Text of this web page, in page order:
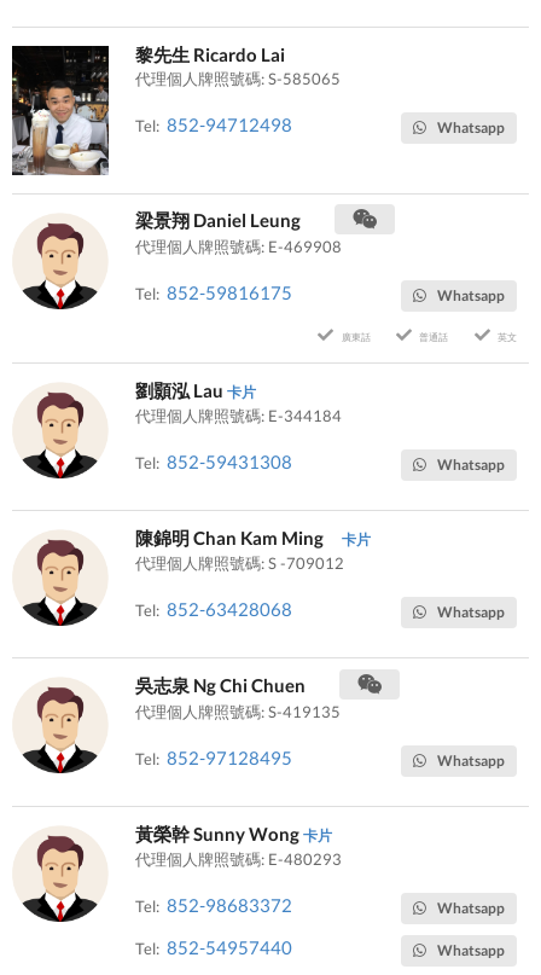
黎先生 Ricardo Lai
代理個人牌照號碼: S-585065
Tel: 852-94712498 Whatsapp
梁景翔 Daniel Leung
代理個人牌照號碼: E-469908
Tel: 852-59816175 Whatsapp
廣東話 普通話 英文
劉顥泓 Lau卡片
代理個人牌照號碼: E-344184
Tel: 852-59431308 Whatsapp
陳錦明 Chan Kam Ming 卡片
代理個人牌照號碼: S -709012
Tel: 852-63428068 Whatsapp
吳志泉 Ng Chi Chuen
代理個人牌照號碼: S-419135
Tel: 852-97128495 Whatsapp
黃榮幹 Sunny Wong卡片
代理個人牌照號碼: E-480293
Tel: 852-98683372 Whatsapp
Tel: 852-54957440 Whatsapp